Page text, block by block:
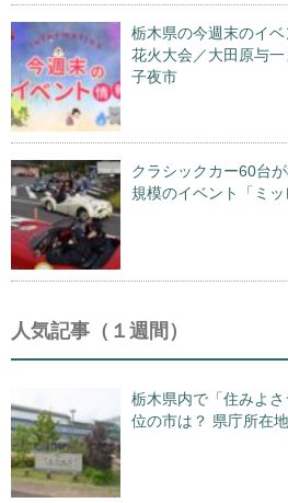
栃木県の今週末のイ
花火大会／大田原与
子夜市
クラシックカー60台
規模のイベント「ミ
人気記事（１週間）
栃木県内で「住みよ
位の市は？ 県庁所在